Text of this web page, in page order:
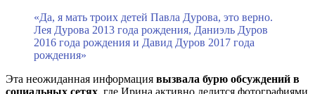
«Да, я мать троих детей Павла Дурова, это верно.
Лея Дурова 2013 года рождения, Даниэль Дуров
2016 года рождения и Давид Дуров 2017 года
рождения»
Эта неожиданная информация вызвала бурю обсуждений в
социальных сетях, где Ирина активно делится фотографиями